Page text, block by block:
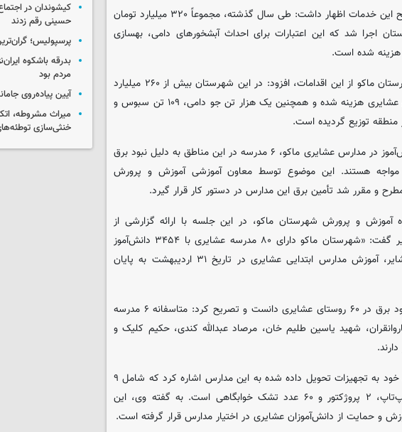
مدیرکل امور عشایر استان در تشریح این خدمات اظهار داشت: طی سال گذشته، مجموعاً ۳۲۰ میلیارد تومان
اجرا شد که این اعتبارات برای احداث آبشخورهای دامی، بهسازی
هزینه شده است.
عشایری با اشاره به سهم ویژه شهرستان ماکو از این اقدامات، افزود: در این شهرستان بیش از ۲۶۰ میلیارد
ریال برای توسعه و بهسازی راه‌های عشایری هزینه شده و همچنین یک هزار تن جو دامی، ۱۰۹ تن سبوس و
با وجود تحصیل بیش از ۳۴۰۰ دانش‌آموز در مدارس عشایری ماکو، ۶ مدرسه در این مناطق به دلیل نبود برق
هستند. این موضوع توسط معاون آموزشی آموزش و پرورش
و مقرر شد تأمین برق این مدارس در دستور کار قرار گیرد.
آموزش و پرورش شهرستان ماکو، در این جلسه با ارائه گزارشی از
وضعیت آموزشی دانش‌آموزان عشایر گفت: «شهرستان ماکو دارای ۸۰ مدرسه عشایری با ۳۴۵۴ دانش‌آموز
است که به دلیل کوچ‌رو بودن عشایر، آموزش مدارس ابتدایی عشایری در تاریخ ۳۱ اردیبهشت به پایان
وی مشکل اصلی در این حوزه را نبود برق در ۶۰ روستای عشایری دانست و تصریح کرد: متاسفانه ۶ مدرسه
شهید یاسین طلیم خان، مرصاد عبدالله کندی، حکیم کلیک و
سلطانی در بخش دیگری از گزارش خود به تجهیزات تحویل داده شده به این مدارس اشاره کرد که شامل ۹
ست رایانه، ۸ دستگاه کپی، ۵ لپ‌تاپ، ۲ پروژکتور و ۶۰ عدد تشک خوابگاهی است. به گفته وی، این
و حمایت از دانش‌آموزان عشایری در اختیار مدارس قرار گرفته است.
کیشوندان در
حسینی رقم زدند
پرسپولیس؛
بدرقه باشکوه
مردم بود
آیین پیاده‌روی
میراث مشروطه،
خنثی‌سازی